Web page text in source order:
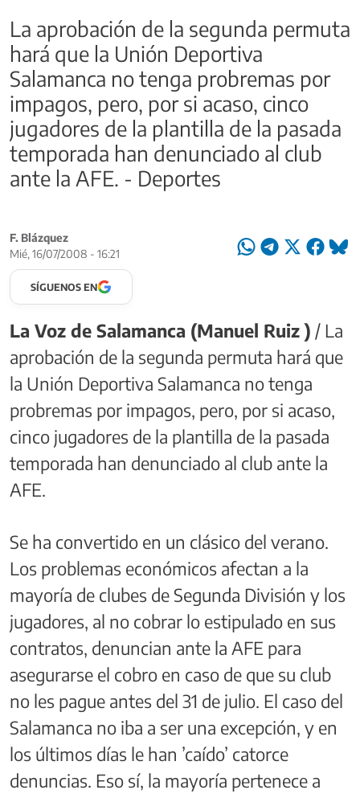
La aprobación de la segunda permuta
hará que la Unión Deportiva
Salamanca no tenga probremas por
impagos, pero, por si acaso, cinco
jugadores de la plantilla de la pasada
temporada han denunciado al club
ante la AFE. - Deportes
F. Blázquez
Mié, 16/07/2008 - 16:21
SÍGUENOS EN
La Voz de Salamanca (Manuel Ruiz ) / La
aprobación de la segunda permuta hará que
la Unión Deportiva Salamanca no tenga
probremas por impagos, pero, por si acaso,
cinco jugadores de la plantilla de la pasada
temporada han denunciado al club ante la
AFE.
Se ha convertido en un clásico del verano.
Los problemas económicos afectan a la
mayoría de clubes de Segunda División y los
jugadores, al no cobrar lo estipulado en sus
contratos, denuncian ante la AFE para
asegurarse el cobro en caso de que su club
no les pague antes del 31 de julio. El caso del
Salamanca no iba a ser una excepción, y en
los últimos días le han ’caído’ catorce
denuncias. Eso sí, la mayoría pertenece a